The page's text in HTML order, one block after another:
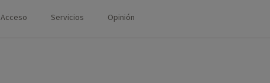
Acceso Servicios Opinión